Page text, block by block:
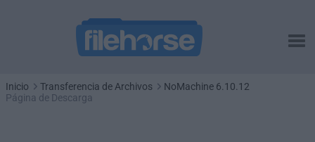
Inicio Transferencia de Archivos
NoMachine 6.10.12
Página de Descarga